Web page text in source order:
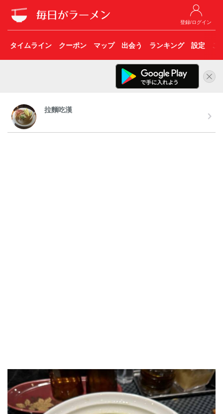
登録/ログイン
タイムライン クーポン マップ 出会う ランキング 設定 こ
拉麵吃漢